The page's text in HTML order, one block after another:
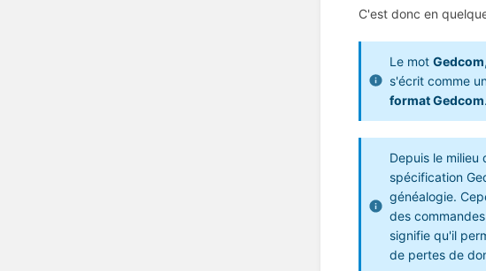
C'est donc en
Le mot Gedcom
s'écrit comme
format Gedcom
Depuis le
spécification
généalogie.
des
signifie qu'il
de pertes de